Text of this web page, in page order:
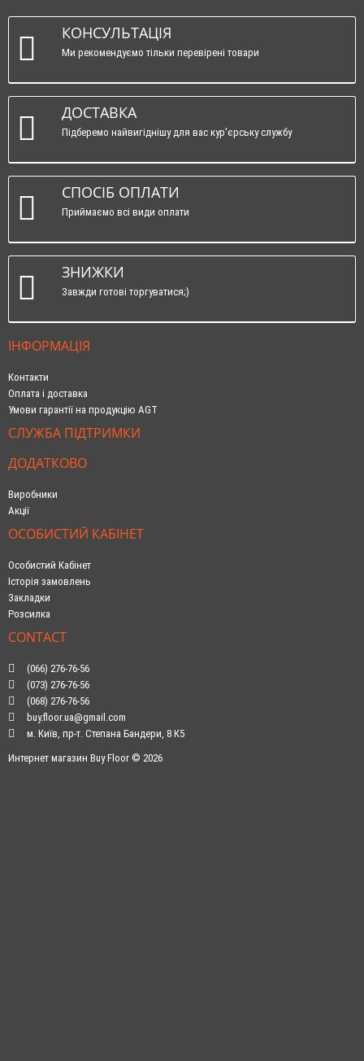
КОНСУЛЬТАЦІЯ
Ми рекомендуємо тільки перевірені товари
ДОСТАВКА
Підберемо найвигіднішу для вас кур'єрську службу
СПОСІБ ОПЛАТИ
Приймаємо всі види оплати
ЗНИЖКИ
Завжди готові торгуватися;)
ІНФОРМАЦІЯ
Контакти
Оплата і доставка
Умови гарантії на продукцію AGT
СЛУЖБА ПІДТРИМКИ
ДОДАТКОВО
Виробники
Акції
ОСОБИСТИЙ КАБІНЕТ
Особистий Кабінет
Історія замовлень
Закладки
Розсилка
CONTACT
(066) 276-76-56
(073) 276-76-56
(068) 276-76-56
buy.floor.ua@gmail.com
м. Київ, пр-т. Степана Бандери, 8 К5
Интернет магазин Buy Floor © 2026